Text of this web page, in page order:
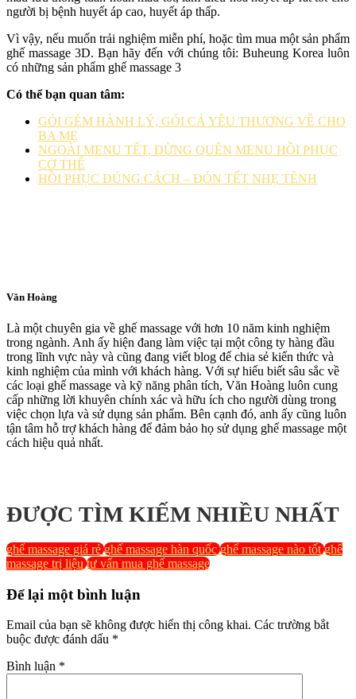
người bị bệnh huyết áp cao, huyết áp thấp.
Vì vậy, nếu muốn trải nghiệm miễn phí, hoặc tìm mua một sản phẩm
ghế massage 3D. Bạn hãy đến với chúng tôi: Buheung Korea luôn
có những sản phẩm ghế massage 3
Có thể bạn quan tâm:
GÓI GÉM HÀNH LÝ, GÓI CẢ YÊU THƯƠNG VỀ CHO
BA MẸ
NGOÀI MENU TẾT, ĐỪNG QUÊN MENU HỒI PHỤC
CƠ THỂ
HỒI PHỤC ĐÚNG CÁCH – ĐÓN TẾT NHẸ TÊNH
Văn Hoàng
Là một chuyên gia về ghế massage với hơn 10 năm kinh nghiệm
trong ngành. Anh ấy hiện đang làm việc tại một công ty hàng đầu
trong lĩnh vực này và cũng đang viết blog để chia sẻ kiến thức và
kinh nghiệm của mình với khách hàng. Với sự hiểu biết sâu sắc về
các loại ghế massage và kỹ năng phân tích, Văn Hoàng luôn cung
cấp những lời khuyên chính xác và hữu ích cho người dùng trong
việc chọn lựa và sử dụng sản phẩm. Bên cạnh đó, anh ấy cũng luôn
tận tâm hỗ trợ khách hàng để đảm bảo họ sử dụng ghế massage một
cách hiệu quả nhất.
ĐƯỢC TÌM KIẾM NHIỀU NHẤT
ghế massage giá rẻ ghế massage hàn quốc ghế massage nào tốt ghế
massage trị liệu tư vấn mua ghế massage
Để lại một bình luận
Email của bạn sẽ không được hiển thị công khai. Các trường bắt
buộc được đánh dấu *
Bình luận *